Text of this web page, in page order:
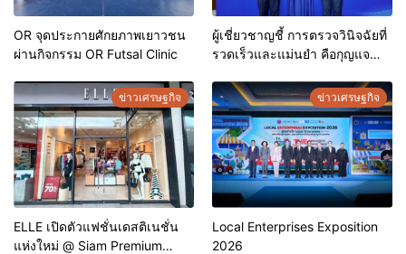
OR จุดประกายศักยภาพเยาวชน
ผ่านกิจกรรม OR Futsal Clinic
ผู้เชี่ยวชาญชี้ การตรวจวินิจฉัยที่
รวดเร็วและแม่นยำ คือกุญแจ
ประเทศไทย
ข่าวเศรษฐกิจ
ELLE เปิดตัวแฟชั่นเดสติเนชั่น
แห่งใหม่ @ Siam Premium
ข่าวเศรษฐกิจ
Local Enterprises Exposition
2026